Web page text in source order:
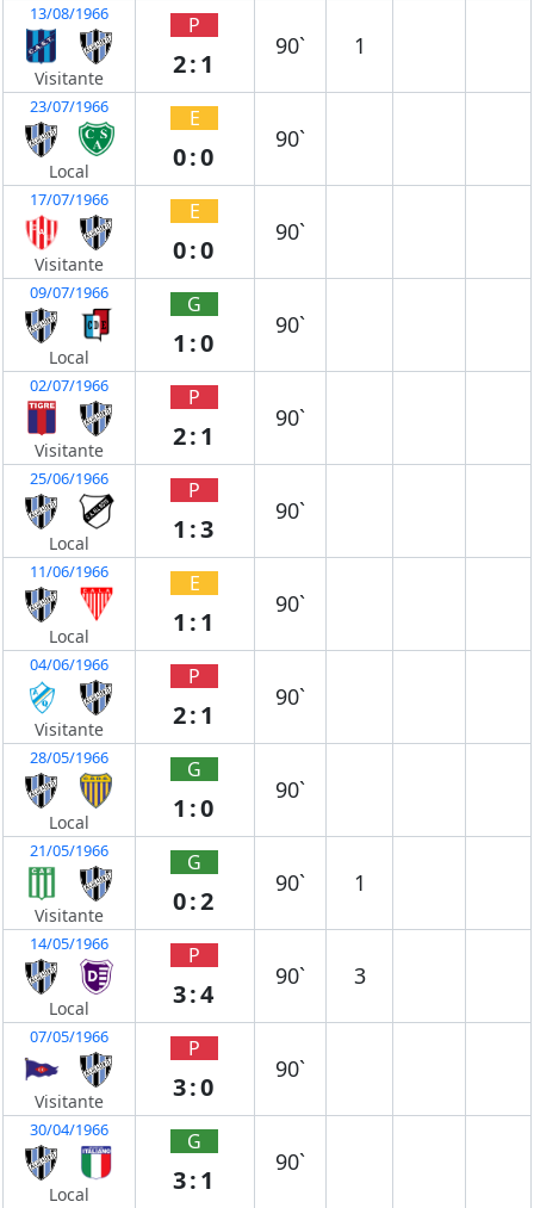
13/08/1966
Visitante
P
2:1
90` 1
23/07/1966
Local
E
0:0
90`
17/07/1966
Visitante
E
0:0
90`
09/07/1966
Local
G
1:0
90`
02/07/1966
Visitante
P
2:1
90`
25/06/1966
Local
P
1:3
90`
11/06/1966
Local
E
1:1
90`
04/06/1966
Visitante
P
2:1
90`
28/05/1966
Local
G
1:0
90`
21/05/1966
Visitante
G
0:2
90` 1
14/05/1966
Local
P
3:4
90` 3
07/05/1966
Visitante
P
3:0
90`
30/04/1966
Local
G
3:1
90`